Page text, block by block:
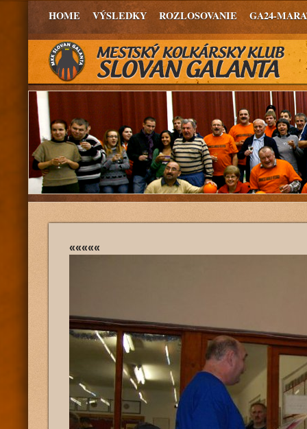
HOME VÝSLEDKY ROZLOSOVANIE GA24-
«««««